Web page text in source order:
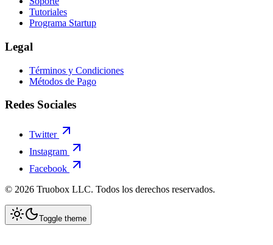
Tutoriales
Programa Startup
Legal
Términos y Condiciones
Métodos de Pago
Redes Sociales
Twitter
Instagram
Facebook
© 2026 Truobox LLC. Todos los derechos reservados.
Toggle theme